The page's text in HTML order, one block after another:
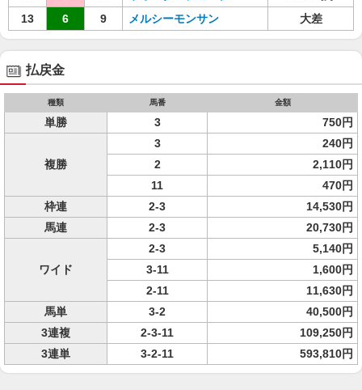
13
6 9 メルシーモンサン 大差
払戻金
種類 馬番 金額
単勝 3 750円
複勝
3
240円
2
2,110円
11
470円
枠連
2-3
14,530円
馬連
2-3 20,730円
ワイド
2-3
5,140円
3-11
1,600円
2-11
11,630円
馬単
3-2
40,500円
3連複
2-3-11
109,250円
3連単
3-2-11 593,810円